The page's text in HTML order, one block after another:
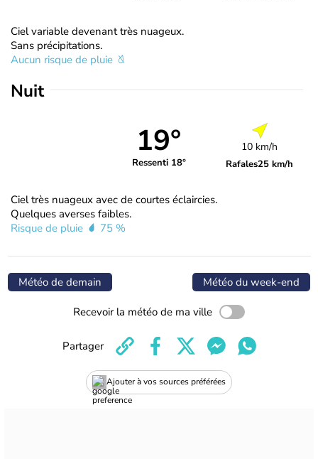
Ciel variable devenant très nuageux.
Sans précipitations.
Aucun risque de pluie
Nuit
19°
Ressenti 18°
10 km/h
Rafales25 km/h
Ciel très nuageux avec de courtes éclaircies.
Quelques averses faibles.
Risque de pluie
75 %
Météo de demain Météo du week-end
Recevoir la météo de ma ville
Ajouter à vos sources préférées
Partager